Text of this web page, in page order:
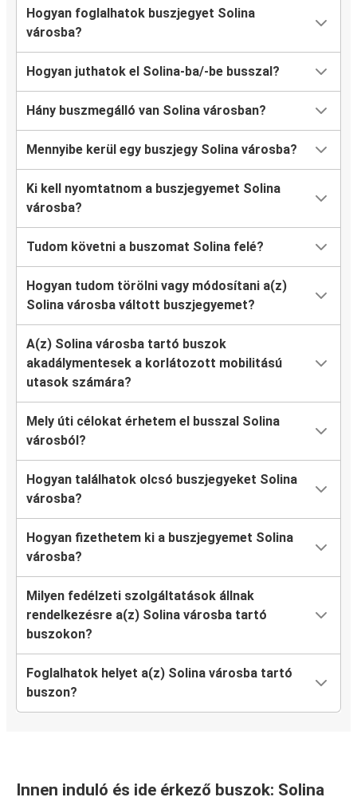
Hogyan foglalhatok buszjegyet Solina
városba?
Hogyan juthatok el Solina-ba/-be busszal?
Hány buszmegálló van Solina városban?
Mennyibe kerül egy buszjegy Solina városba?
Ki kell nyomtatnom a buszjegyemet Solina
városba?
Tudom követni a buszomat Solina felé?
Hogyan tudom törölni vagy módosítani a(z)
Solina városba váltott buszjegyemet?
A(z) Solina városba tartó buszok
akadálymentesek a korlátozott mobilitású
utasok számára?
Mely úti célokat érhetem el busszal Solina
városból?
Hogyan találhatok olcsó buszjegyeket Solina
városba?
Hogyan fizethetem ki a buszjegyemet Solina
városba?
Milyen fedélzeti szolgáltatások állnak
rendelkezésre a(z) Solina városba tartó
buszokon?
Foglalhatok helyet a(z) Solina városba tartó
buszon?
Innen induló és ide érkező buszok: Solina